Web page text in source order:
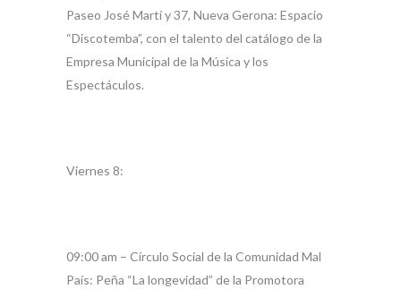
Paseo José Martí y 37, Nueva Gerona: Espacio
“Discotemba”, con el talento del catálogo de la
Empresa Municipal de la Música y los
Espectáculos.
Viernes 8:
09:00 am – Círculo Social de la Comunidad Mal
País: Peña “La longevidad” de la Promotora